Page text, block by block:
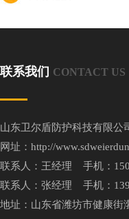
联系我们 CONTACT US
山东卫尔盾防护科技有限
网址：http://
联系人：王经理 手机：
联系人：张经理 手机：
地址：山东省潍坊市健康街